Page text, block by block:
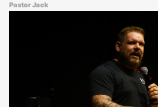
Pastor Jack